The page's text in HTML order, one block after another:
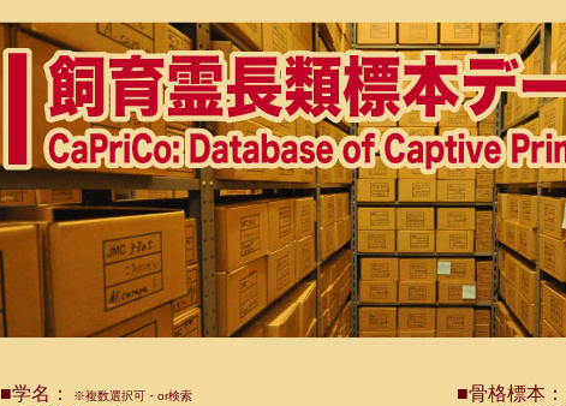
■学名： ※複数選択可・or検索 ■骨格標本：